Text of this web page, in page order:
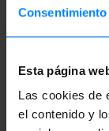
Consentimiento
Esta página
Las cookies de
el contenido y
16.11.2015 / 5ª
ANEXO 1